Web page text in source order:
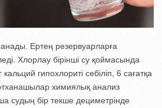
Ертең резервуарларға
Хлорлау бірінші су қоймасында
кальций гипохлориті себіліп, 6 сағатқа
химиялық анализ
судың бір текше дециметрінде